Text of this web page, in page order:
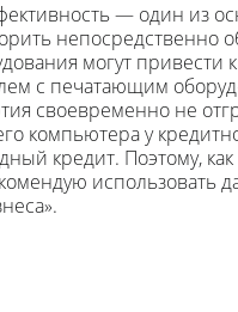
— один из
непосредственно
могут привести
с печатающим
своевременно не
компьютера у
кредит. Поэтому,
использовать